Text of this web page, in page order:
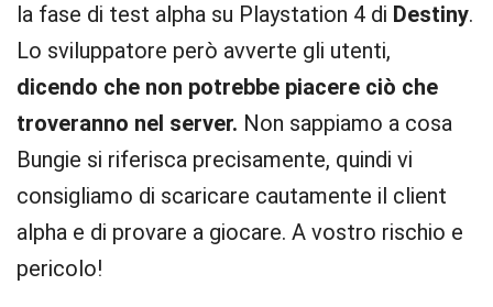
la fase di test alpha su Playstation 4 di Destiny.
Lo sviluppatore però avverte gli utenti,
dicendo che non potrebbe piacere ciò che
troveranno nel server. Non sappiamo a cosa
Bungie si riferisca precisamente, quindi vi
consigliamo di scaricare cautamente il client
alpha e di provare a giocare. A vostro rischio e
pericolo!